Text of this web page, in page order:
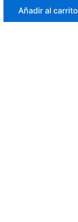
Añadir al carrito